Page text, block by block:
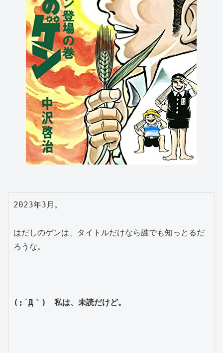
2023年3月。
はだしのゲンは、タイトルだけなら誰でも知っとるだ
ろうな。
(;´Д｀)　私は、未読だけど。